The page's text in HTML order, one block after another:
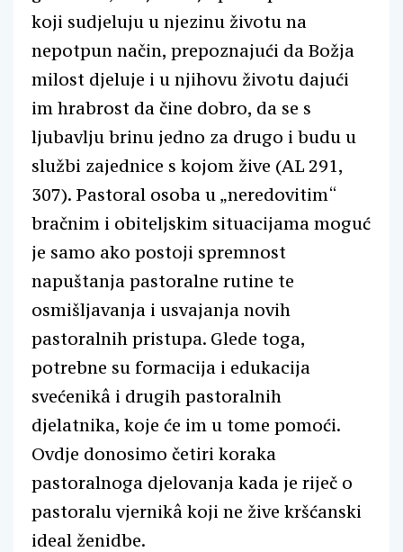
koji sudjeluju u njezinu životu na
nepotpun način, prepoznajući da Božja
milost djeluje i u njihovu životu dajući
im hrabrost da čine dobro, da se s
ljubavlju brinu jedno za drugo i budu u
službi zajednice s kojom žive (AL 291,
307). Pastoral osoba u „neredovitim“
bračnim i obiteljskim situacijama moguć
je samo ako postoji spremnost
napuštanja pastoralne rutine te
osmišljavanja i usvajanja novih
pastoralnih pristupa. Glede toga,
potrebne su formacija i edukacija
svećenikâ i drugih pastoralnih
djelatnika, koje će im u tome pomoći.
Ovdje donosimo četiri koraka
pastoralnoga djelovanja kada je riječ o
pastoralu vjernikâ koji ne žive kršćanski
ideal ženidbe.